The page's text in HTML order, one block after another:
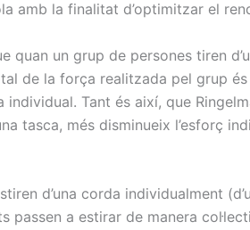
amb la finalitat d’optimitzar el
quan un grup de persones tiren
de la força realitzada pel grup
individual. Tant és així, que
tasca, més disminueix l’esforç
d’una corda individualment
passen a estirar de manera